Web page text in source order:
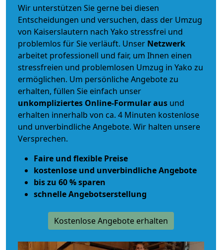
Wir unterstützen Sie gerne bei diesen
Entscheidungen und versuchen, dass der Umzug
von Kaiserslautern nach Yako stressfrei und
problemlos für Sie verläuft. Unser Netzwerk
arbeitet professionell und fair, um Ihnen einen
stressfreien und problemlosen Umzug in Yako zu
ermöglichen. Um persönliche Angebote zu
erhalten, füllen Sie einfach unser
unkompliziertes Online-Formular aus und
erhalten innerhalb von ca. 4 Minuten kostenlose
und unverbindliche Angebote. Wir halten unsere
Versprechen.
Faire und flexible Preise
kostenlose und unverbindliche Angebote
bis zu 60 % sparen
schnelle Angebotserstellung
Kostenlose Angebote erhalten